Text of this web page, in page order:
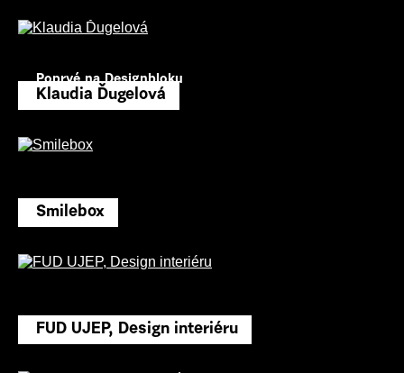
Poprvé na Designbloku
Klaudia Ďugelová
Smilebox
FUD UJEP, Design interiéru